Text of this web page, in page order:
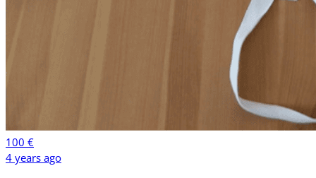
100 €
4 years ago